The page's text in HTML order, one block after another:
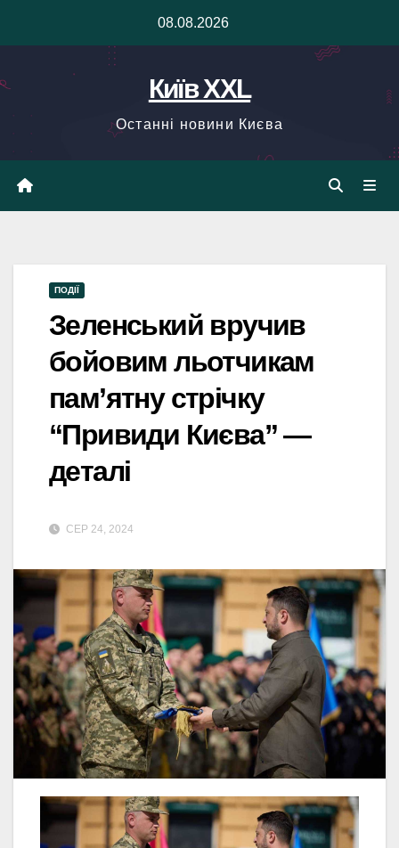
08.08.2026
Київ XXL
Останні новини Києва
ПОДІЇ
Зеленський вручив
бойовим льотчикам
пам’ятну стрічку
“Привиди Києва” —
деталі
СЕР 24, 2024